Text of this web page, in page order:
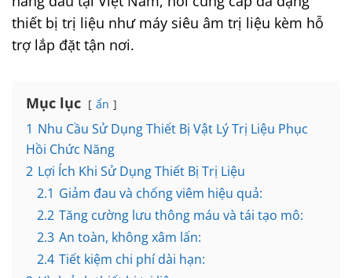
thiết bị trị liệu như máy siêu âm trị liệu kèm hỗ
trợ lắp đặt tận nơi.
Mục lục ẩn
1 Nhu Cầu Sử Dụng Thiết Bị Vật Lý Trị Liệu Phục
Hồi Chức Năng
2 Lợi Ích Khi Sử Dụng Thiết Bị Trị Liệu
2.1 Giảm đau và chống viêm hiệu quả:
2.2 Tăng cường lưu thông máu và tái tạo mô:
2.3 An toàn, không xâm lấn:
2.4 Tiết kiệm chi phí dài hạn: